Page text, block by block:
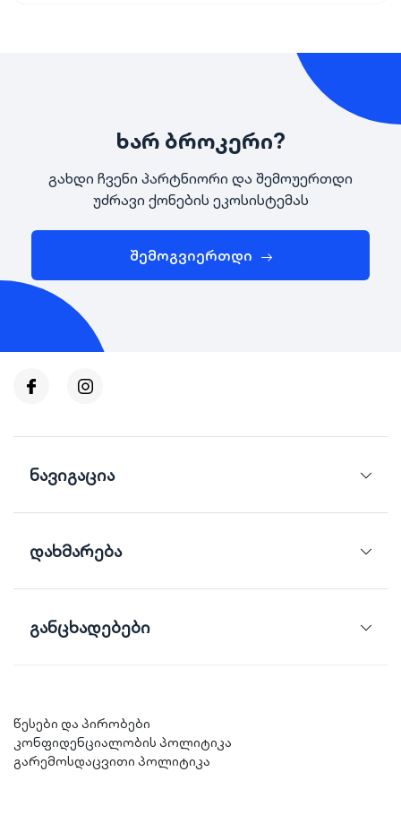
ხარ ბროკერი?
გახდი ჩვენი პარტნიორი და შემოუერთდი
უძრავი ქონების ეკოსისტემას
შემოგვიერთდი
ნავიგაცია
დახმარება
განცხადებები
წესები და პირობები
კონფიდენციალობის პოლიტიკა
გარემოსდაცვითი პოლიტიკა